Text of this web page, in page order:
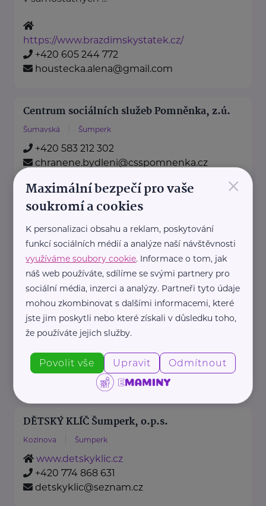
https://www.brazdimskystatek.cz/
+420 605 244 772
houstecka.alena@gmail.com
Centrum sociálních služeb Pomněnka, z.ú.
Šumavská Šumperk
+420 583 212 302
chranene.bydleni@csspomnenka.cz
CTCenter MaVe s.r.o.
Zamenhofova Olomouc
www.agecentrum.cz
+420 774 501 796
info@agecentrum.cz
Darmoděj z.ú.
Lipovská Jeseník
www.darmodej.cz
+420 731 840 189
darmodej@darmodej.cz
DĚTSKÝ KLÍČ Šumperk, o.p.s.
Kozinova Šumperk
www.detskyklic.cz
+420 774 868 631
detskyklic@seznam.cz
×
Maximální bezpečí pro vaše
soukromí a cookies
K personalizaci obsahu a reklam, poskytování
funkcí sociálních médií a analýze naší návštěvnosti
využíváme soubory cookie. Informace o tom, jak
náš web používáte, sdílíme se svými partnery pro
sociální média, inzerci a analýzy. Partneři tyto údaje
mohou zkombinovat s dalšími informacemi, které
jste jim poskytli nebo které získali v důsledku toho,
že používáte jejich služby.
Povolit vše Upravit Odmítnout